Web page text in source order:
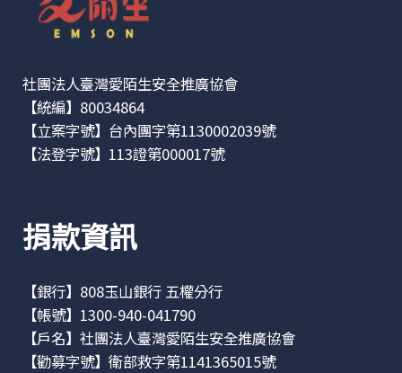
社團法人臺灣愛陌生安全推廣協會
【統編】80034864
【立案字號】台內團字第1130002039號
【法登字號】113證第000017號
捐款資訊
【銀行】808玉山銀行 五權分行
【帳號】1300-940-041790
【戶名】社團法人臺灣愛陌生安全推廣協會
【勸募字號】衛部救字第1141365015號